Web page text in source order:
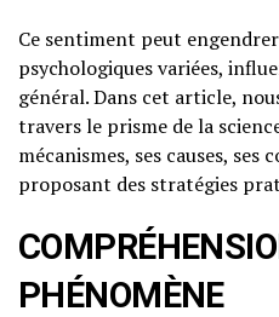
Ce sentiment peut
psychologiques variées,
général. Dans cet article,
travers le prisme de la
mécanismes, ses causes, ses
proposant des stratégies
PHÉNOMÈNE